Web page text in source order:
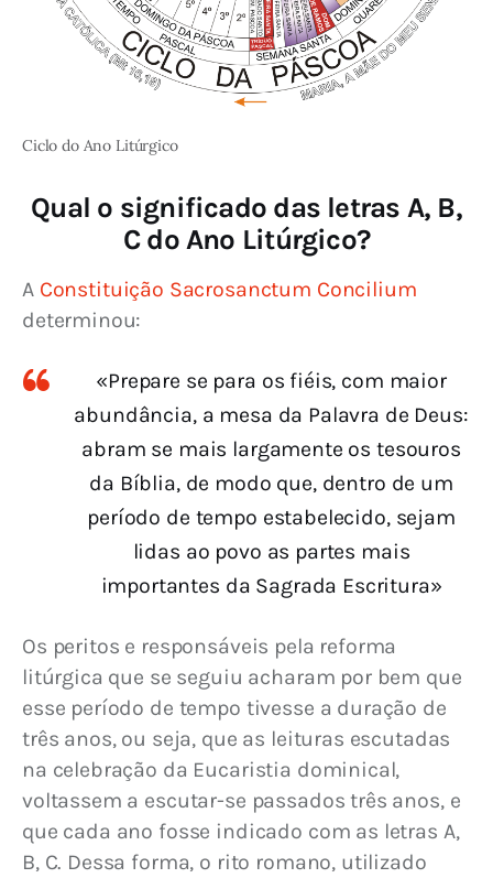
Ciclo do Ano Litúrgico
Qual o significado das letras A, B,
C do Ano Litúrgico?
A Constituição Sacrosanctum Concilium
determinou:
«Prepare se para os fiéis, com maior
abundância, a mesa da Palavra de Deus:
abram se mais largamente os tesouros
da Bíblia, de modo que, dentro de um
período de tempo estabelecido, sejam
lidas ao povo as partes mais
importantes da Sagrada Escritura»
Os peritos e responsáveis pela reforma
litúrgica que se seguiu acharam por bem que
esse período de tempo tivesse a duração de
três anos, ou seja, que as leituras escutadas
na celebração da Eucaristia dominical,
voltassem a escutar-se passados três anos, e
que cada ano fosse indicado com as letras A,
B, C. Dessa forma, o rito romano, utilizado